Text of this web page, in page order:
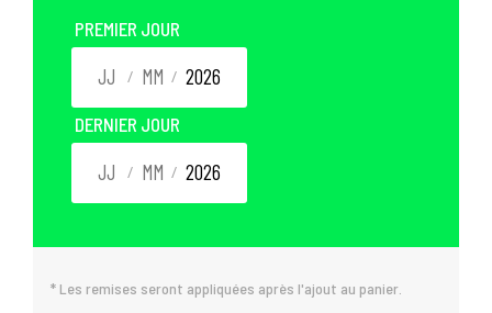
PREMIER JOUR
/ /
DERNIER JOUR
/ /
* Les remises seront appliquées après l'ajout au panier.